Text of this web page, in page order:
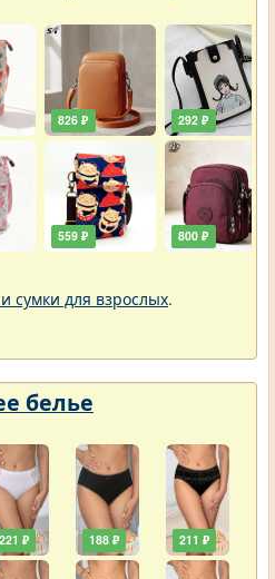
826 ₽
559 ₽
292 ₽
800 ₽
сумки для взрослых.
белье
221 ₽ 188 ₽ 211 ₽